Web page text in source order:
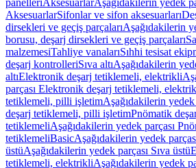
panelleriAksesuarlarAşağıdakilerin yedek
AksesuarlarSifonlar ve sifon aksesuarları
dirsekleri ve geçiş parçalarıAşağıdakilerin
borusu, deşarj dirsekleri ve geçiş parçaları
malzemesiTahliye vanalarıSıhhi tesisat
deşarj kontrolleriSıva altıAşağıdakilerin
altıElektronik deşarj tetiklemeli, elektrikli
parçası Elektronik deşarj tetiklemeli,
tetiklemeli, pilli işletimAşağıdakilerin
deşarj tetiklemeli, pilli işletimPnömatik
tetiklemeliAşağıdakilerin yedek parçası
tetiklemeliBasicAşağıdakilerin yedek
üstüAşağıdakilerin yedek parçası Sıva üstü
tetiklemeli, elektrikliAşağıdakilerin yedek